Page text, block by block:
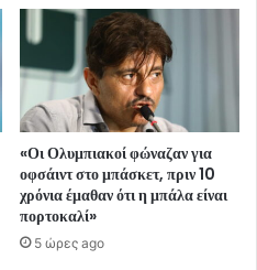
«Οι Ολυμπιακοί φώναζαν για
οφσάιντ στο μπάσκετ, πριν 10
χρόνια έμαθαν ότι η μπάλα είναι
πορτοκαλί»
5 ώρες ago